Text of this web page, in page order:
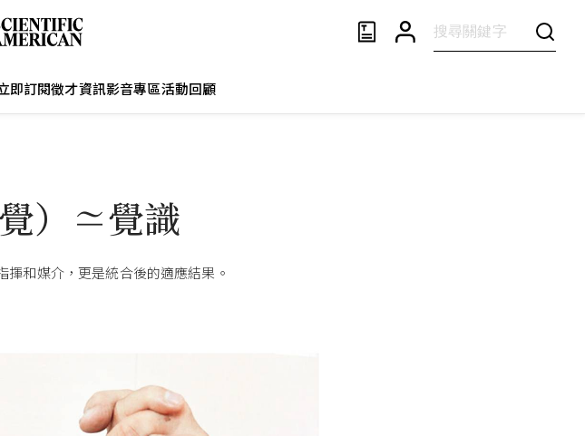
即訂閱徵才資訊影音專區活動回顧
）≃覺識
和媒介，更是統合後的適應結果。